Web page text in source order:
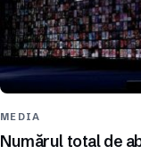
MEDIA
Numărul total de